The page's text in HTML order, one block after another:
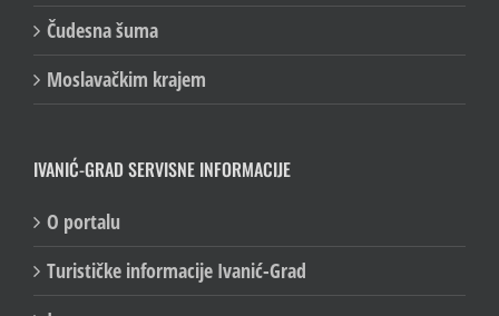
Čudesna šuma
Moslavačkim krajem
IVANIĆ-GRAD SERVISNE INFORMACIJE
O portalu
Turističke informacije Ivanić-Grad